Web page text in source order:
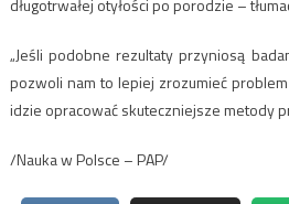
długotrwałej otyłości po porodzie –
„Jeśli podobne rezultaty przyniosą
pozwoli nam to lepiej zrozumieć problem
idzie opracować skuteczniejsze metody
/Nauka w Polsce – PAP/